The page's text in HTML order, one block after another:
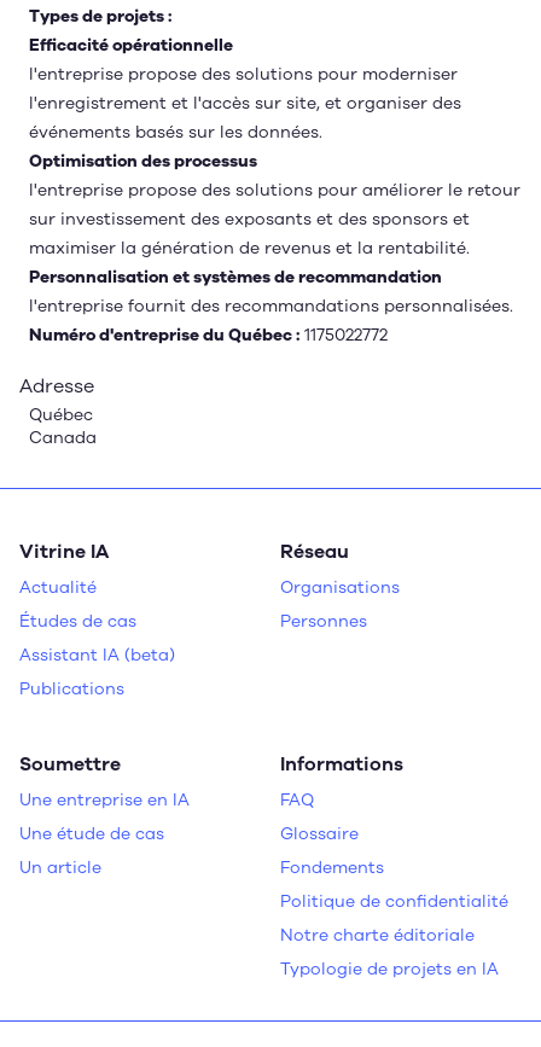
Types de projets :
Efficacité opérationnelle
l'entreprise propose des solutions pour moderniser
l'enregistrement et l'accès sur site, et organiser des
événements basés sur les données.
Optimisation des processus
l'entreprise propose des solutions pour améliorer le retour
sur investissement des exposants et des sponsors et
maximiser la génération de revenus et la rentabilité.
Personnalisation et systèmes de recommandation
l'entreprise fournit des recommandations personnalisées.
Numéro d'entreprise du Québec : 1175022772
Adresse
Québec
Canada
Vitrine IA
Actualité
Études de cas
Assistant IA (beta)
Publications
Réseau
Organisations
Personnes
Soumettre
Une entreprise en IA
Une étude de cas
Un article
Informations
FAQ
Glossaire
Fondements
Politique de confidentialité
Notre charte éditoriale
Typologie de projets en IA